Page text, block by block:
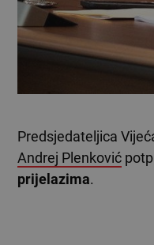
Predsjedateljica
Andrej Plenković
prijelazima.